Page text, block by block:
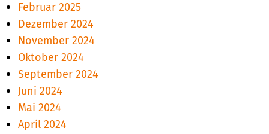
Februar 2025
Dezember 2024
November 2024
Oktober 2024
September 2024
Juni 2024
Mai 2024
April 2024